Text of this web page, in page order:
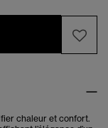
chaleur et confort.